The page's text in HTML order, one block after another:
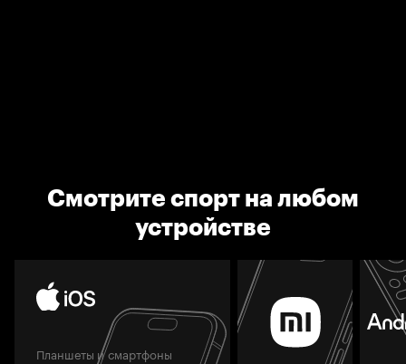
Смотрите спорт на любом
устройстве
Планшеты и смартфоны